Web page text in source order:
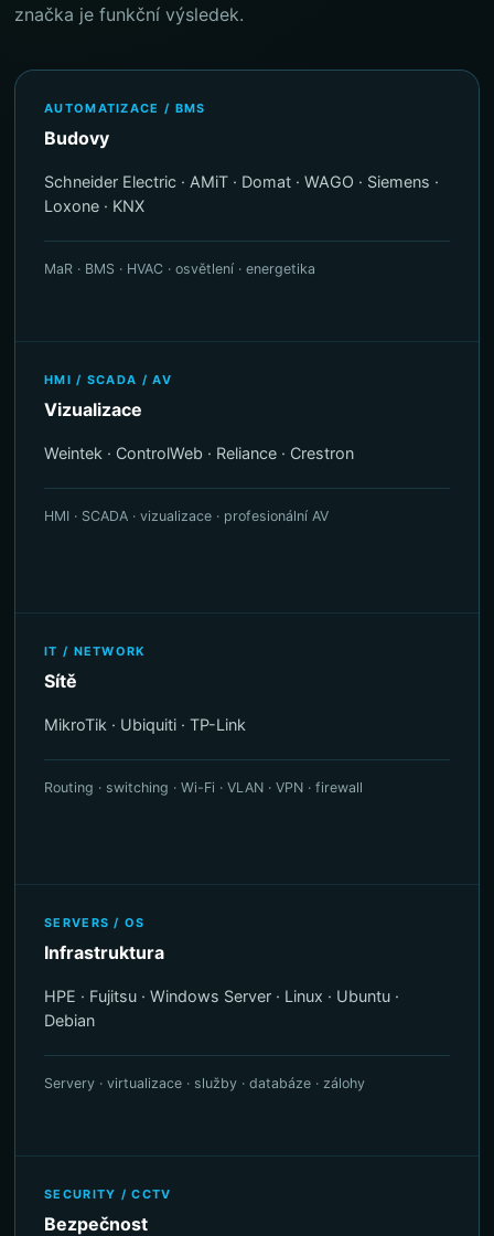
značka je funkční výsledek.
AUTOMATIZACE / BMS
Budovy
Schneider Electric · AMiT · Domat · WAGO · Siemens ·
Loxone · KNX
MaR · BMS · HVAC · osvětlení · energetika
HMI / SCADA / AV
Vizualizace
Weintek · ControlWeb · Reliance · Crestron
HMI · SCADA · vizualizace · profesionální AV
IT / NETWORK
Sítě
MikroTik · Ubiquiti · TP-Link
Routing · switching · Wi-Fi · VLAN · VPN · firewall
SERVERS / OS
Infrastruktura
HPE · Fujitsu · Windows Server · Linux · Ubuntu ·
Debian
Servery · virtualizace · služby · databáze · zálohy
SECURITY / CCTV
Bezpečnost